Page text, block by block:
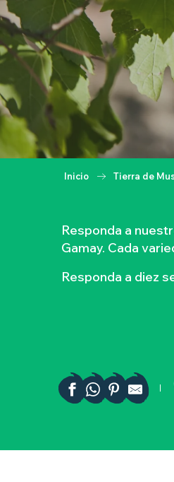
Inicio Tierra de
Responda a
Gamay. Cada
Responda a diez